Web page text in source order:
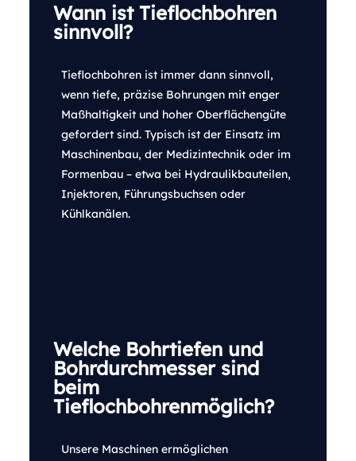
Wann ist Tieflochbohren
sinnvoll?
Tieflochbohren ist immer dann sinnvoll,
wenn tiefe, präzise Bohrungen mit enger
Maßhaltigkeit und hoher Oberflächengüte
gefordert sind. Typisch ist der Einsatz im
Maschinenbau, der Medizintechnik oder im
Formenbau – etwa bei Hydraulikbauteilen,
Injektoren, Führungsbuchsen oder
Kühlkanälen.
Welche Bohrtiefen und
Bohrdurchmesser sind
beim
Tieflochbohrenmöglich?
Unsere Maschinen ermöglichen